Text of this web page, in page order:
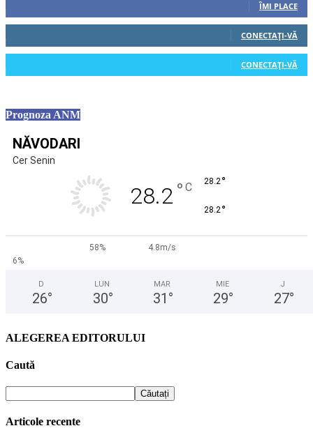
ÎMI PLACE
CONECTAȚI-VĂ
CONECTAȚI-VĂ
Prognoza ANM
NĂVODARI
Cer Senin
28.2 ° C 28.2°
28.2°
58%
4.8m/s
6%
D
26°
LUN
30°
MAR
31 °
MIE
29°
J
27°
ALEGEREA EDITORULUI
Caută
Articole recente